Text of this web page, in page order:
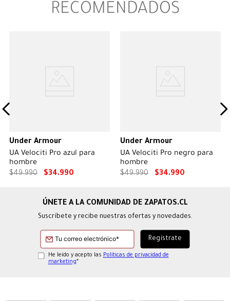
RECOMENDADOS
Under Armour
UA Velociti Pro azul para
hombre
$49.990 $34.990
Under Armour
UA Velociti Pro negro para
hombre
$49.990 $34.990
Suscríbete y recibe nuestras ofertas y novedades.
He leído y acepto las Políticas de privacidad de
marketing*